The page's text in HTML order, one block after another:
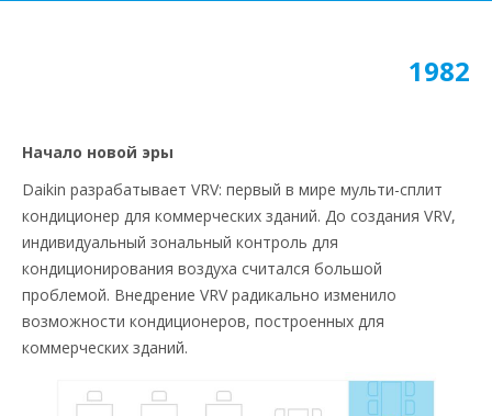
1982
Начало новой эры
Daikin разрабатывает VRV: первый в мире мульти-сплит
кондиционер для коммерческих зданий. До создания VRV,
индивидуальный зональный контроль для
кондиционирования воздуха считался большой
проблемой. Внедрение VRV радикально изменило
возможности кондиционеров, построенных для
коммерческих зданий.